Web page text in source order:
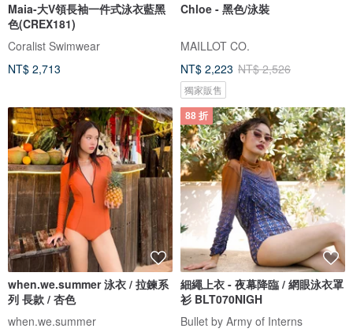
Maia-大V領長袖一件式泳衣藍黑
色(CREX181)
Coralist Swimwear
NT$ 2,713
Chloe - 黑色/泳裝
MAILLOT CO.
NT$ 2,223 NT$ 2,526
獨家販售
when.we.summer 泳衣 / 拉鍊系
列 長款 / 杏色
when.we.summer
88 折
細繩上衣 - 夜幕降臨 / 網眼泳衣罩
衫 BLT070NIGH
Bullet by Army of Interns